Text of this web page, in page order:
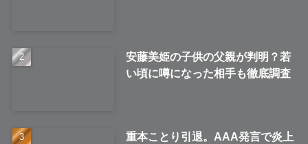
安藤美姫の子供の父親が判明？若
い頃に噂になった相手も徹底調査
重本ことり引退。AAA発言で炎上